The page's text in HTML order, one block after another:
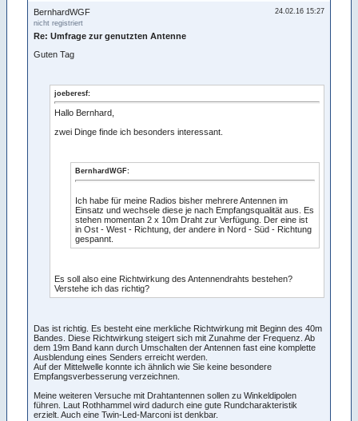
24.02.16 15:27
BernhardWGF
nicht registriert
Re: Umfrage zur genutzten Antenne
Guten Tag
joeberesf:
Hallo Bernhard,
zwei Dinge finde ich besonders interessant.
BernhardWGF:
Ich habe für meine Radios bisher mehrere Antennen im
Einsatz und wechsele diese je nach Empfangsqualität aus. Es
stehen momentan 2 x 10m Draht zur Verfügung. Der eine ist
in Ost - West - Richtung, der andere in Nord - Süd - Richtung
gespannt.
Es soll also eine Richtwirkung des Antennendrahts bestehen?
Verstehe ich das richtig?
Das ist richtig. Es besteht eine merkliche Richtwirkung mit Beginn des 40m
Bandes. Diese Richtwirkung steigert sich mit Zunahme der Frequenz. Ab
dem 19m Band kann durch Umschalten der Antennen fast eine komplette
Ausblendung eines Senders erreicht werden.
Auf der Mittelwelle konnte ich ähnlich wie Sie keine besondere
Empfangsverbesserung verzeichnen.
Meine weiteren Versuche mit Drahtantennen sollen zu Winkeldipolen
führen. Laut Rothhammel wird dadurch eine gute Rundcharakteristik
erzielt. Auch eine Twin-Led-Marconi ist denkbar.